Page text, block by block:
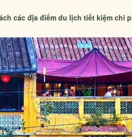
các địa điểm du lịch tiết kiệm chi